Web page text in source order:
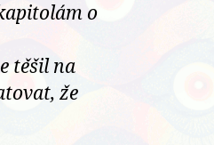
o
těšil na
že